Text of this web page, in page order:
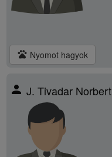
pets Nyomot hagyok
person J. Tivadar Norbert